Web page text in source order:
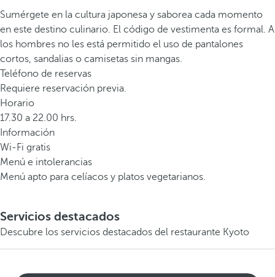
Sumérgete en la cultura japonesa y saborea cada momento
en este destino culinario. El código de vestimenta es formal. A
los hombres no les está permitido el uso de pantalones
cortos, sandalias o camisetas sin mangas.
Teléfono de reservas
Requiere reservación previa.
Horario
17.30 a 22.00 hrs.
Información
Wi-Fi gratis
Menú e intolerancias
Menú apto para celíacos y platos vegetarianos.
Servicios destacados
Descubre los servicios destacados del restaurante Kyoto